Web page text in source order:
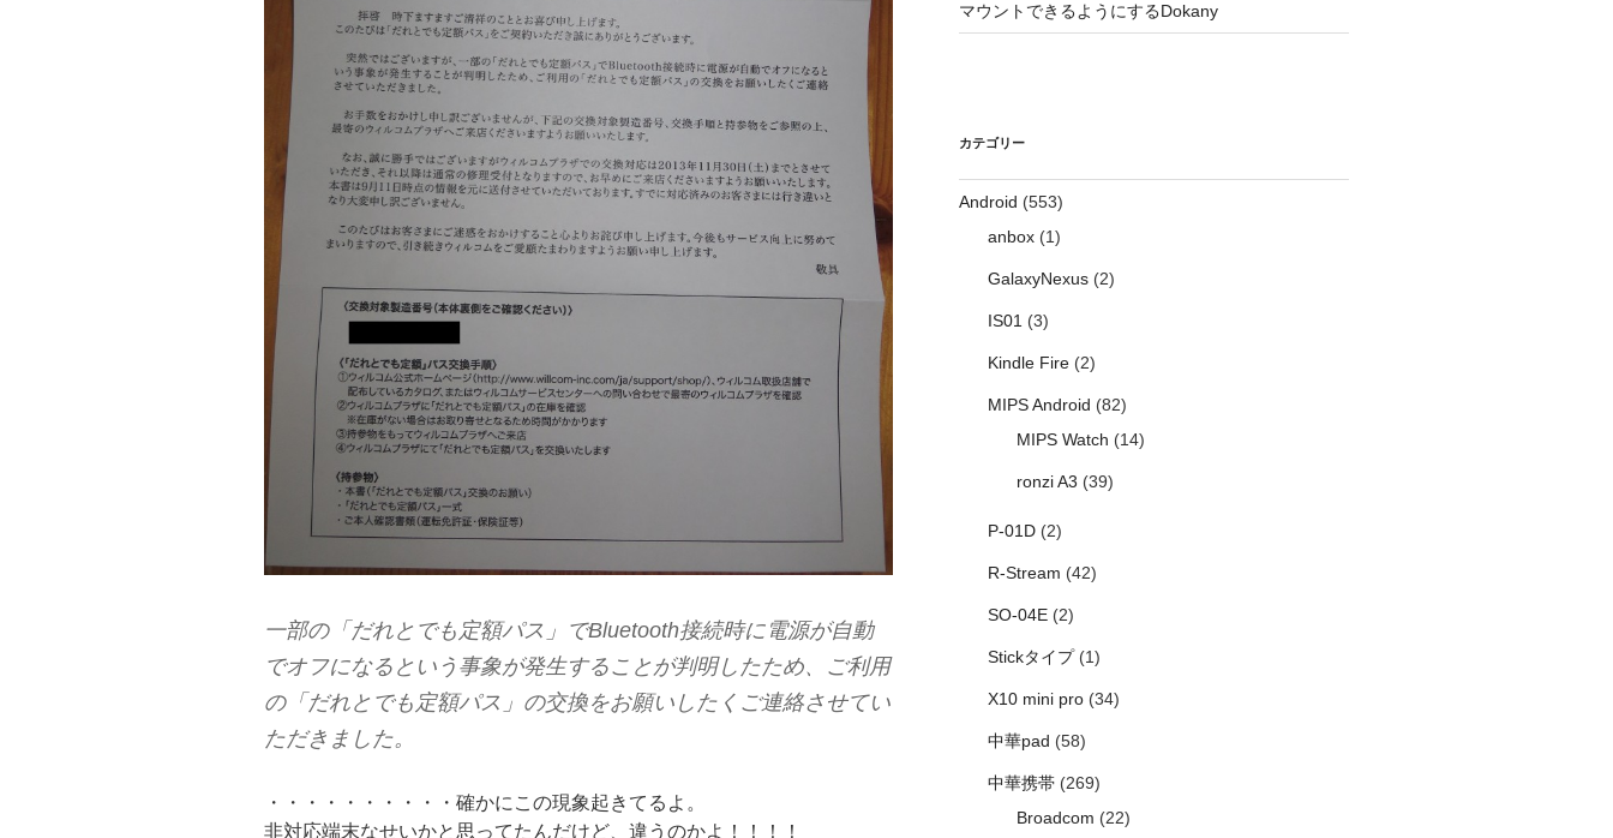
一部の「だれとでも定額パス」でBluetooth接続時に電源が自動
でオフになるという事象が発生することが判明したため、ご利用
の「だれとでも定額パス」の交換をお願いしたくご連絡させてい
ただきました。
・・・・・・・・・・確かにこの現象起きてるよ。
非対応端末なせいかと思ってたんだけど、違うのかよ！！！！
マウントできるようにするDokany
カテゴリー
Android (553)
anbox(1)
GalaxyNexus(2)
IS01(3)
Kindle Fire(2)
MIPS Android (82)
MIPS Watch (14)
ronzi A3 (39)
P-01D(2)
R-Stream (42)
SO-04E(2)
Stickタイプ(1)
X10 mini pro(34)
中華pad (58)
中華携帯(269)
Broadcom (22)